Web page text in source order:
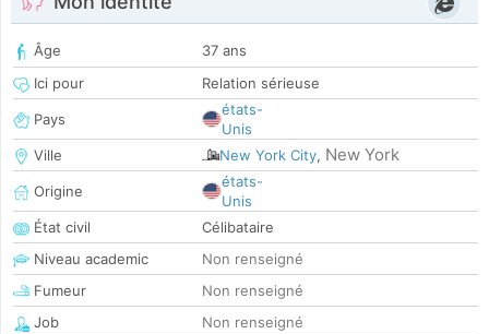
Âge
37 ans
Ici pour
Relation sérieuse
Pays
états-
Unis
Ville
New York City, New York
Origine
états-
Unis
État civil
Célibataire
Niveau academic
Non renseigné
Fumeur
Non renseigné
Job
Non renseigné